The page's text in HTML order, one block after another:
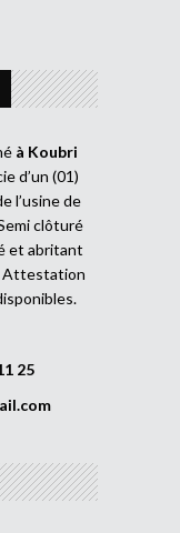
à Koubri
d’un (01)
l’usine de
clôturé
et abritant
Attestation
25